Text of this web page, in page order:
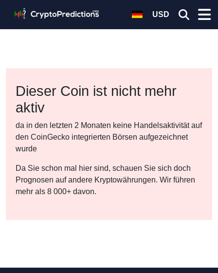
USD
Dieser Coin ist nicht mehr
aktiv
da in den letzten 2 Monaten keine Handelsaktivität auf
den CoinGecko integrierten Börsen aufgezeichnet
wurde
Da Sie schon mal hier sind, schauen Sie sich doch
Prognosen auf andere Kryptowährungen. Wir führen
mehr als 8 000+ davon.